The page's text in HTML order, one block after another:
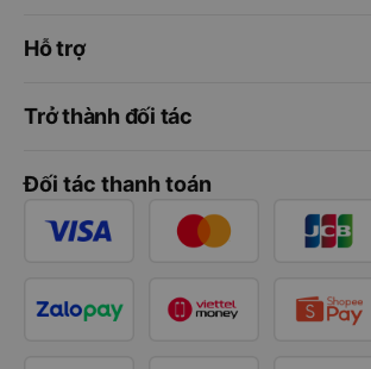
Hỗ trợ
Trở thành đối tác
Đối tác thanh toán